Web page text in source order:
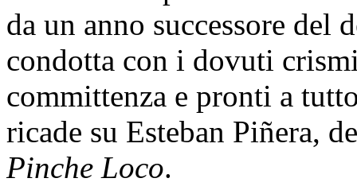
da un anno successore del
condotta con i dovuti
committenza e pronti a
ricade su Esteban Piñera,
Pinche Loco.